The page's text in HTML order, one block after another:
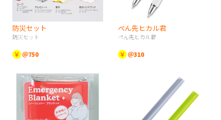
防災セット
防災セット
￥ ＠750
ぺん先ヒカル君
ぺん先ヒカル君
￥ ＠310